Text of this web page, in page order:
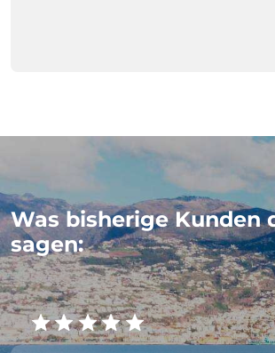
Was bisherige Kunden
sagen: